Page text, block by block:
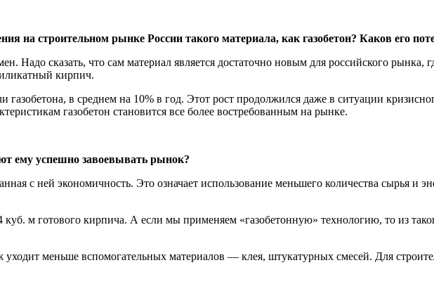
на строительном рынке России такого материала, как газобетон? Каков его
Надо сказать, что сам материал является достаточно новым для российского рынка,
кирпич.
газобетона, в среднем на 10% в год. Этот рост продолжился даже в ситуации
газобетон становится все более востребованным на рынке.
ему успешно завоевывать рынок?
с ней экономичность. Это означает использование меньшего количества сырья и
м готового кирпича. А если мы применяем «газобетонную» технологию, то из
меньше вспомогательных материалов — клея, штукатурных смесей. Для